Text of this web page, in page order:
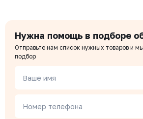
Нужна помощь в подборе
Отправьте нам список нужных товаров и
подбор
Ваше имя
Номер телефона